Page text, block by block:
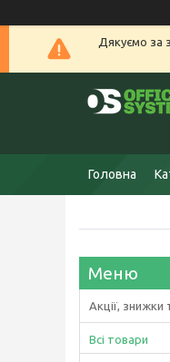
Дякуємо за
Головна
Акції, знижки
Всі товари